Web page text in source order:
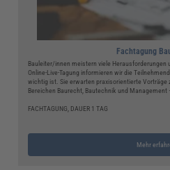
Fachtagung
Bauleiter/innen meistern viele
Online-Live-Tagung informieren wir die
wichtig ist. Sie erwarten praxisorientierte Vorträge
Bereichen Baurecht, Bautechnik und Management
FACHTAGUNG, DAUER 1 TAG
Mehr